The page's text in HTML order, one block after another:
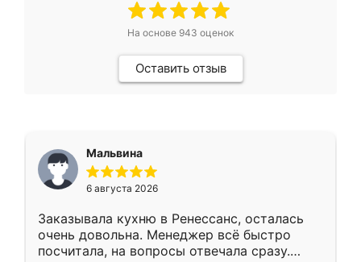
На основе 943 оценок
Оставить отзыв
Мальвина
6 августа 2026
Заказывала кухню в Ренессанс, осталась
очень довольна. Менеджер всё быстро
посчитала, на вопросы отвечала сразу.